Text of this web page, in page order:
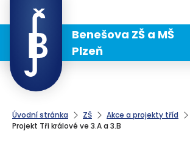
Benešova ZŠ a MŠ
Plzeň
Úvodní stránka ZŠ
Akce a projekty tříd
Projekt Tři králové ve 3.A a 3.B